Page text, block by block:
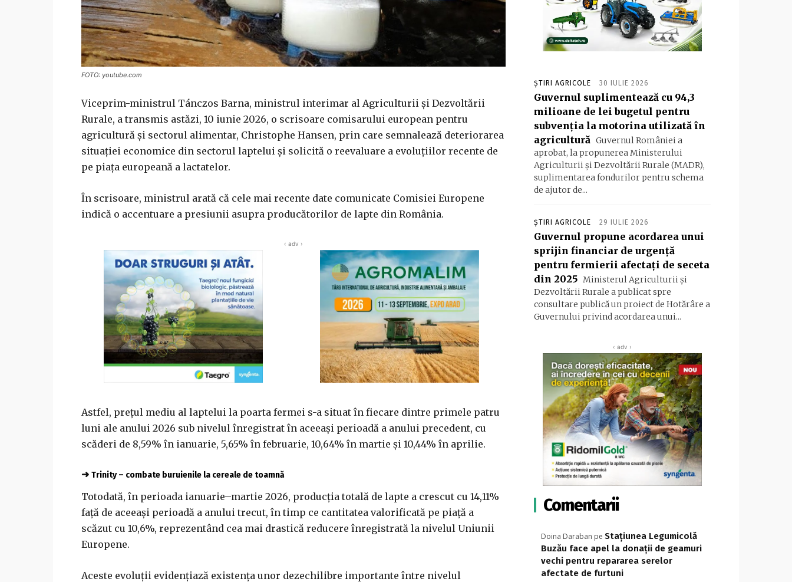
FOTO: youtube.com
Viceprim-ministrul Tánczos Barna, ministrul interimar al Agriculturii și Dezvoltării
Rurale, a transmis astăzi, 10 iunie 2026, o scrisoare comisarului european pentru
agricultură și sectorul alimentar, Christophe Hansen, prin care semnalează deteriorarea
situației economice din sectorul laptelui și solicită o reevaluare a evoluțiilor recente de
pe piața europeană a lactatelor.
În scrisoare, ministrul arată că cele mai recente date comunicate Comisiei Europene
indică o accentuare a presiunii asupra producătorilor de lapte din România.
‹ adv ›
Astfel, prețul mediu al laptelui la poarta fermei s-a situat în fiecare dintre primele patru
luni ale anului 2026 sub nivelul înregistrat în aceeași perioadă a anului precedent, cu
scăderi de 8,59% în ianuarie, 5,65% în februarie, 10,64% în martie și 10,44% în aprilie.
➜ Trinity – combate buruienile la cereale de toamnă
Totodată, în perioada ianuarie–martie 2026, producția totală de lapte a crescut cu 14,11%
față de aceeași perioadă a anului trecut, în timp ce cantitatea valorificată pe piață a
scăzut cu 10,6%, reprezentând cea mai drastică reducere înregistrată la nivelul Uniunii
Europene.
Aceste evoluții evidențiază existența unor dezechilibre importante între nivelul
ȘTIRI AGRICOLE 30 IULIE 2026
Guvernul suplimentează cu 94,3
milioane de lei bugetul pentru
subvenția la motorina utilizată în
agricultură Guvernul României a
aprobat, la propunerea Ministerului
Agriculturii și Dezvoltării Rurale (MADR),
suplimentarea fondurilor pentru schema
de ajutor de...
ȘTIRI AGRICOLE 29 IULIE 2026
Guvernul propune acordarea unui
sprijin financiar de urgență
pentru fermierii afectați de seceta
din 2025 Ministerul Agriculturii și
Dezvoltării Rurale a publicat spre
consultare publică un proiect de Hotărâre a
Guvernului privind acordarea unui...
‹ adv ›
Comentarii
Doina Daraban pe Stațiunea Legumicolă
Buzău face apel la donații de geamuri
vechi pentru repararea serelor
afectate de furtuni